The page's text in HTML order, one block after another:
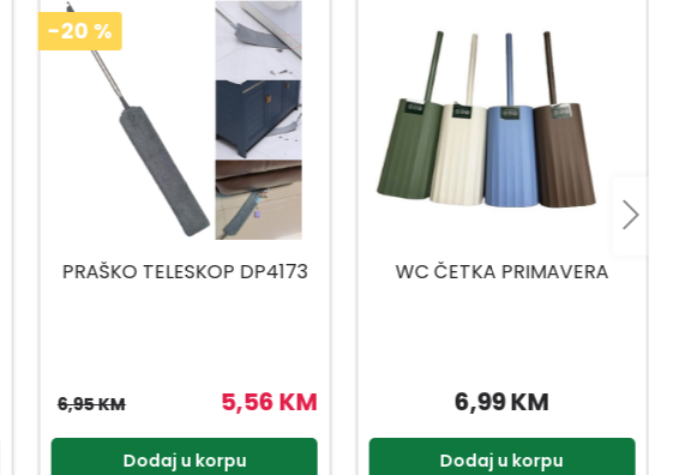
WC ČETKA PRIMAVERA
6,99 KM
Dodaj u korpu
ZIDNO SUŠILO TELEGANT 81
71,96 KM
89,95 KM
Dodaj u korpu